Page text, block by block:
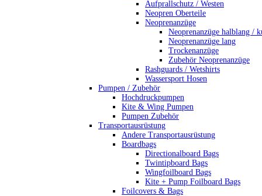
Aufprallschutz / Westen
Neopren Oberteile
Neoprenanzüge
Neoprenanzüge halblang /
Neoprenanzüge lang
Trockenanzüge
Zubehör Neoprenanzüge
Rashguards / Wetshirts
Wassersport Hosen
Pumpen / Zubehör
Hochdruckpumpen
Kite & Wing Pumpen
Pumpen Zubehör
Transportausrüstung
Andere Transportausrüstung
Boardbags
Directionalboard Bags
Twintipboard Bags
Wingfoilboard Bags
Kite + Pump Foilboard Bags
Foilcovers & Bags